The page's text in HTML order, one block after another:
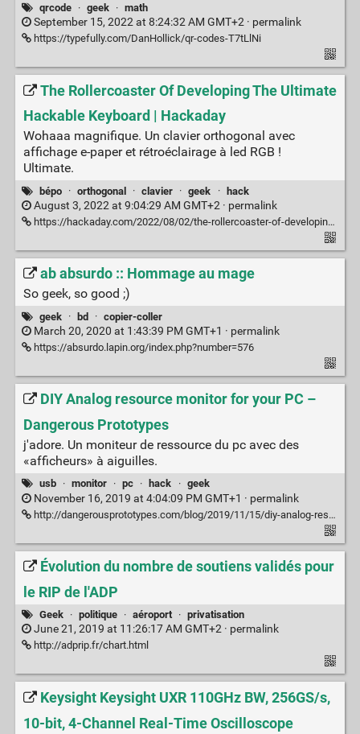
qrcode · geek · math
September 15, 2022 at 8:24:32 AM GMT+2 · permalink
https://typefully.com/DanHollick/qr-codes-T7tLlNi
The Rollercoaster Of Developing The Ultimate
Hackable Keyboard | Hackaday
Wohaaa magnifique. Un clavier orthogonal avec
affichage e-paper et rétroéclairage à led RGB !
Ultimate.
bépo · orthogonal · clavier · geek · hack
August 3, 2022 at 9:04:29 AM GMT+2 · permalink
https://hackaday.com/2022/08/02/the-rollercoaster-of-developing-the-ultimate-hackable-keyboard/
ab absurdo :: Hommage au mage
So geek, so good ;)
geek · bd · copier-coller
March 20, 2020 at 1:43:39 PM GMT+1 · permalink
https://absurdo.lapin.org/index.php?number=576
DIY Analog resource monitor for your PC –
Dangerous Prototypes
j'adore. Un moniteur de ressource du pc avec des
«afficheurs» à aiguilles.
usb · monitor · pc · hack · geek
November 16, 2019 at 4:04:09 PM GMT+1 · permalink
http://dangerousprototypes.com/blog/2019/11/15/diy-analog-resource-monitor-for-your-pc/
Évolution du nombre de soutiens validés pour
le RIP de l'ADP
Geek · politique · aéroport · privatisation
June 21, 2019 at 11:26:17 AM GMT+2 · permalink
http://adprip.fr/chart.html
Keysight Keysight UXR 110GHz BW, 256GS/s,
10-bit, 4-Channel Real-Time Oscilloscope